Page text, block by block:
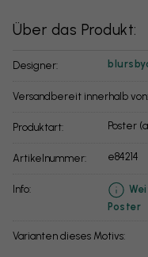
Über das Produkt:
Designer:
Versandbereit innerhalb von:
Produktart: Poster
Artikelnummer: e84214
info:
Poster
Varianten dieses Motivs: